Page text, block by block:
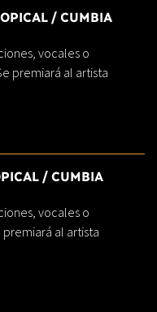
/ CUMBIA
vocales o
premiará al artista
/ CUMBIA
vocales o
al artista